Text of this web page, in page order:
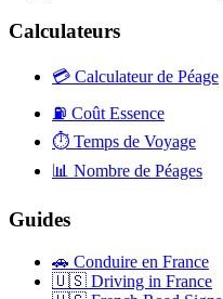
Calculateurs
💳 Calculateur de Péage
⛽ Coût Essence
⏱️ Temps de Voyage
📊 Nombre de Péages
Guides
🚗 Conduire en France
🇺🇸 Driving in France